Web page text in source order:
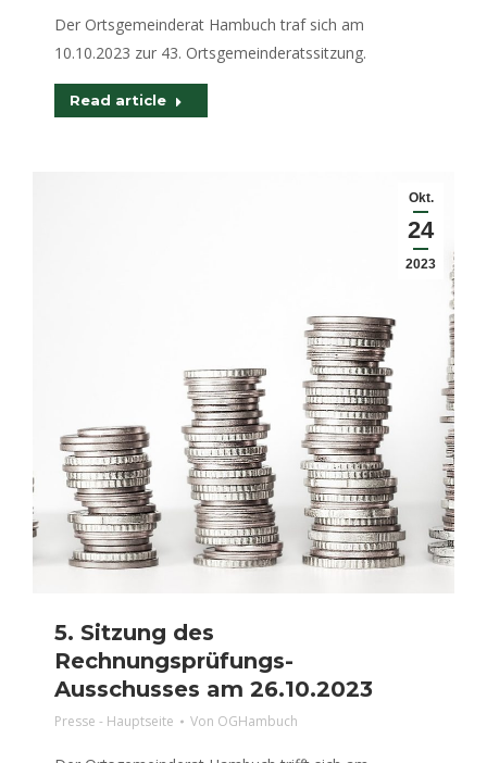
Der Ortsgemeinderat Hambuch traf sich am
10.10.2023 zur 43. Ortsgemeinderatssitzung.
Read article
Okt.
24
2023
5. Sitzung des
Rechnungsprüfungs-
Ausschusses am 26.10.2023
Presse - Hauptseite Von OGHambuch